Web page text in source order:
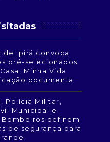
de Ipirá convoca
pré-selecionados
Minha Vida
documental
Polícia Militar,
Municipal e
definem
de segurança para